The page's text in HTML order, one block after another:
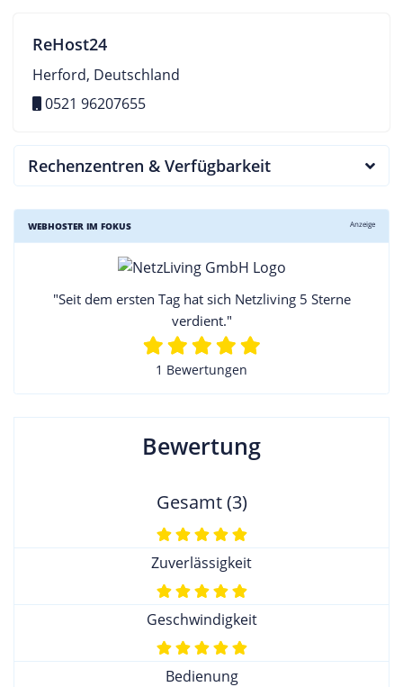
ReHost24
Herford, Deutschland
0521 96207655
Rechenzentren & Verfügbarkeit
WEBHOSTER IM FOKUS Anzeige
"Seit dem ersten Tag hat sich Netzliving 5 Sterne
verdient."
1 Bewertungen
Bewertung
Gesamt (3)
Zuverlässigkeit
Geschwindigkeit
Bedienung